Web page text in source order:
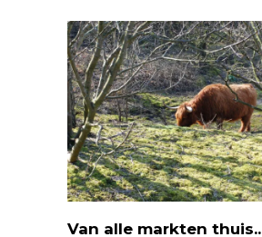
Van alle markten thuis..